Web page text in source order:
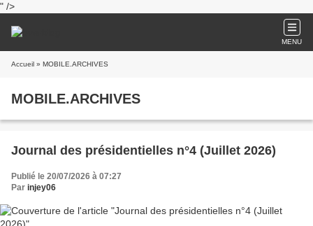
" />
MENU
Accueil » MOBILE.ARCHIVES
MOBILE.ARCHIVES
Journal des présidentielles n°4 (Juillet 2026)
Publié le 20/07/2026 à 07:27
Par injey06